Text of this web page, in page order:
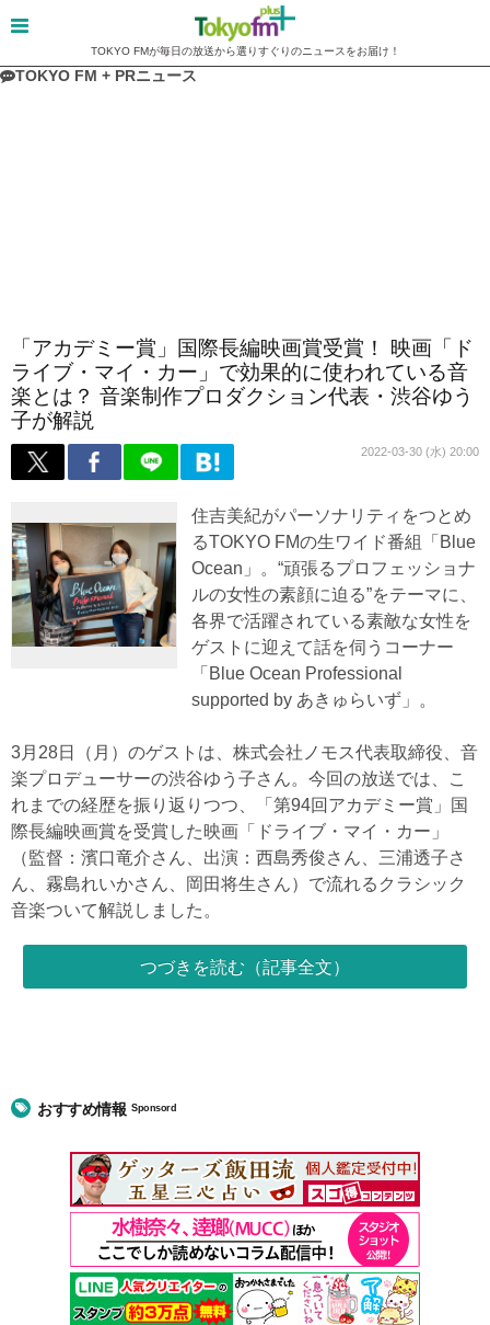
TOKYO FMが毎日の放送から選りすぐりのニュースをお届け！
TOKYO FM + PRニュース
「アカデミー賞」国際長編映画賞受賞！ 映画「ド
ライブ・マイ・カー」で効果的に使われている音
楽とは？ 音楽制作プロダクション代表・渋谷ゆう
子が解説
2022-03-30 (水) 20:00
住吉美紀がパーソナリティをつとめ
るTOKYO FMの生ワイド番組「Blue
Ocean」。“頑張るプロフェッショナ
ルの女性の素顔に迫る”をテーマに、
各界で活躍されている素敵な女性を
ゲストに迎えて話を伺うコーナー
「Blue Ocean Professional
supported by あきゅらいず」。
3月28日（月）のゲストは、株式会社ノモス代表取締役、音
楽プロデューサーの渋谷ゆう子さん。今回の放送では、こ
れまでの経歴を振り返りつつ、「第94回アカデミー賞」国
際長編映画賞を受賞した映画「ドライブ・マイ・カー」
（監督：濱口竜介さん、出演：西島秀俊さん、三浦透子さ
ん、霧島れいかさん、岡田将生さん）で流れるクラシック
音楽ついて解説しました。
つづきを読む（記事全文）
おすすめ情報Sponsord